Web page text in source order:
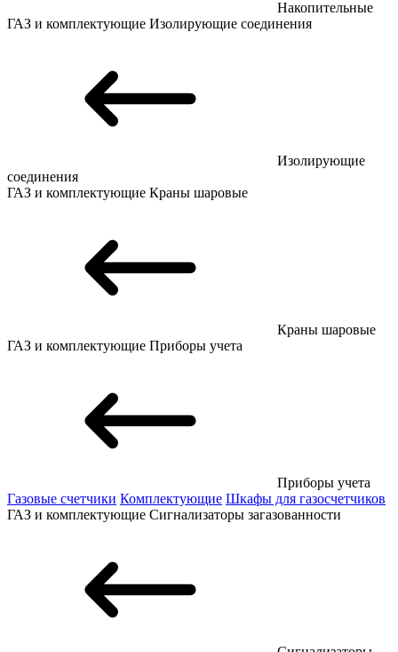
Накопительные
ГАЗ и комплектующие Изолирующие соединения
Изолирующие
соединения
ГАЗ и комплектующие Краны шаровые
Краны шаровые
ГАЗ и комплектующие Приборы учета
Приборы учета
Газовые счетчики Комплектующие Шкафы для газосчетчиков
ГАЗ и комплектующие Сигнализаторы загазованности